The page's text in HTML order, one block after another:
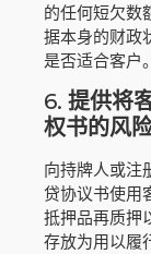
的任何短欠数
据本身的财政
是否适合客户。
6. 提供将
权书的风
向持牌人或注
贷协议书使用
抵押品再质押
存放为用以履